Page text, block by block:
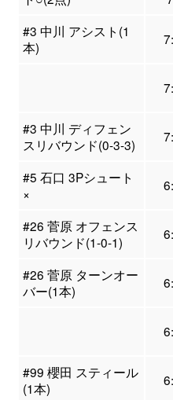
#3 中川 アシスト(1
本)
#3 中川 ディフェン
スリバウンド(0-3-3)
#5 石口 3Pシュート
×
#26 菅原 オフェンス
リバウンド(1-0-1)
#26 菅原 ターンオー
バー(1本)
#99 櫻田 スティール
(1本)